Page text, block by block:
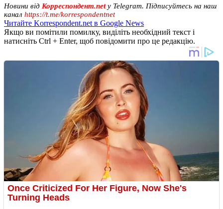
Новини від Корреспондент.netу Telegram. Підписуйтесь на наш
канал https://t.me/korrespondentnet
Читайте Korrespondent.net в Google News
Якщо ви помітили помилку, виділіть необхідний текст і
натисніть Ctrl + Enter, щоб повідомити про це редакцію.